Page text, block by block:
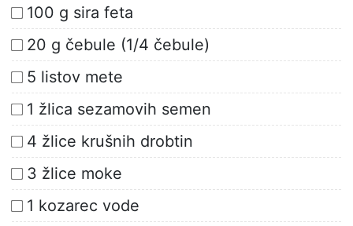
100 g sira feta
20 g čebule (1/4 čebule)
5 listov mete
1 žlica sezamovih semen
4 žlice krušnih drobtin
3 žlice moke
1 kozarec vode